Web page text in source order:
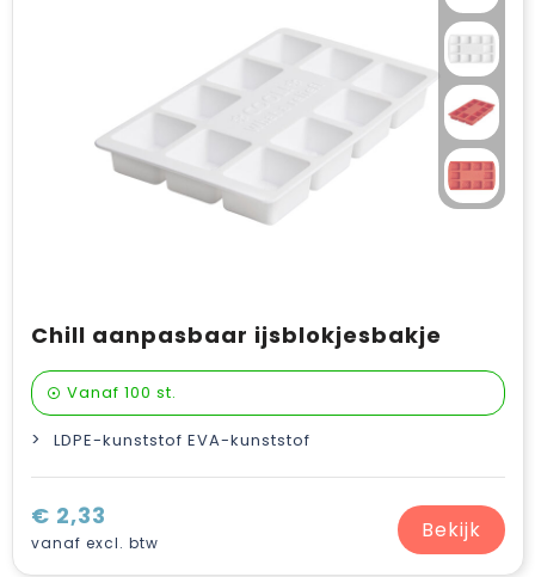
Chill aanpasbaar ijsblokjesbakje
Vanaf 100 st.
LDPE-kunststof EVA-kunststof
€ 2,33
vanaf excl. btw Bekijk